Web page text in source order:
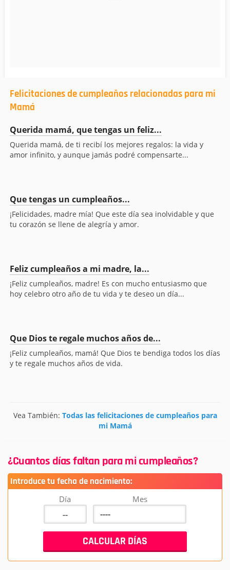
Felicitaciones de cumpleaños relacionadas para mi
Mamá
Querida mamá, que tengas un feliz...
Querida mamá, de ti recibí los mejores regalos: la vida y
amor infinito, y aunque jamás podré compensarte...
Que tengas un cumpleaños...
¡Felicidades, madre mía! Que este día sea inolvidable y que
tu corazón se llene de alegría y amor.
Feliz cumpleaños a mi madre, la...
¡Feliz cumpleaños, madre! Es con mucho entusiasmo que
hoy celebro otro año de tu vida y te deseo un día...
Que Dios te regale muchos años de...
¡Feliz cumpleaños, mamá! Que Dios te bendiga todos los días
y te regale muchos años de vida.
Vea También: Todas las felicitaciones de cumpleaños para
mi Mamá
¿Cuantos días faltan para mi cumpleaños?
Introduce tu fecha de nacimiento:
Día Mes